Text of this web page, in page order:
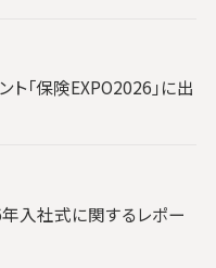
ト「保険EXPO2026」に出
年入社式に関するレポー